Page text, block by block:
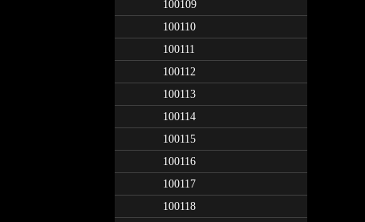
100109
100110
100111
100112
100113
100114
100115
100116
100117
100118